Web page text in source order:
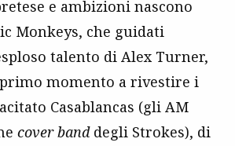
e ambizioni nascono
Monkeys, che guidati
talento di Alex Turner,
momento a rivestire i
Casablancas (gli AM
cover banddegli Strokes), di